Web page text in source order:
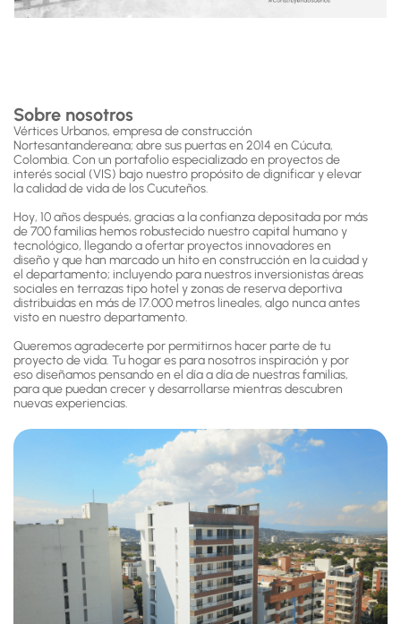
Sobre nosotros
Vértices Urbanos, empresa de construcción
Nortesantandereana; abre sus puertas en 2014 en Cúcuta,
Colombia. Con un portafolio especializado en proyectos de
interés social (VIS) bajo nuestro propósito de dignificar y elevar
la calidad de vida de los Cucuteños.
Hoy, 10 años después, gracias a la confianza depositada por más
de 700 familias hemos robustecido nuestro capital humano y
tecnológico, llegando a ofertar proyectos innovadores en
diseño y que han marcado un hito en construcción en la cuidad y
el departamento; incluyendo para nuestros inversionistas áreas
sociales en terrazas tipo hotel y zonas de reserva deportiva
distribuidas en más de 17.000 metros lineales, algo nunca antes
visto en nuestro departamento.
Queremos agradecerte por permitirnos hacer parte de tu
proyecto de vida. Tu hogar es para nosotros inspiración y por
eso diseñamos pensando en el día a día de nuestras familias,
para que puedan crecer y desarrollarse mientras descubren
nuevas experiencias.